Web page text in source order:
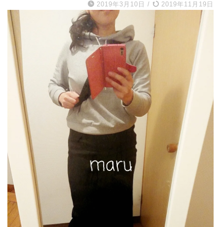
2019年3月10日 / 2019年11月19日